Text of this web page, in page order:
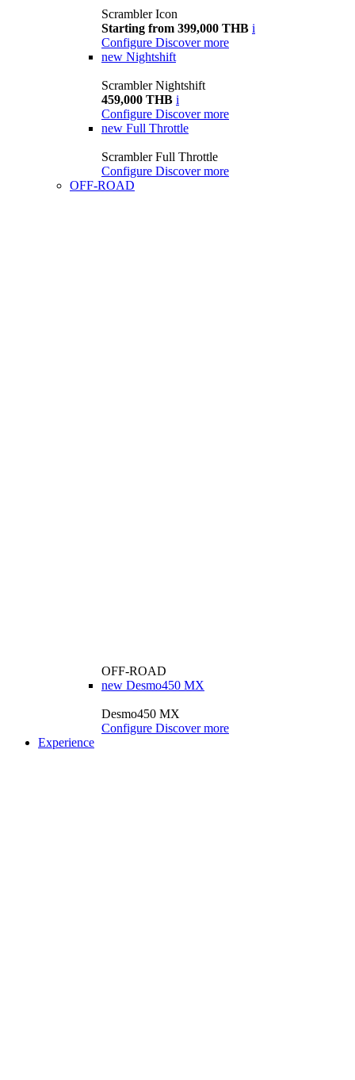
Scrambler Icon
Starting from 399,000 THB i
Configure Discover more
new Nightshift
Scrambler Nightshift
459,000 THB i
Configure Discover more
new Full Throttle
Scrambler Full Throttle
Configure Discover more
OFF-ROAD
OFF-ROAD
new Desmo450 MX
Desmo450 MX
Configure Discover more
Experience